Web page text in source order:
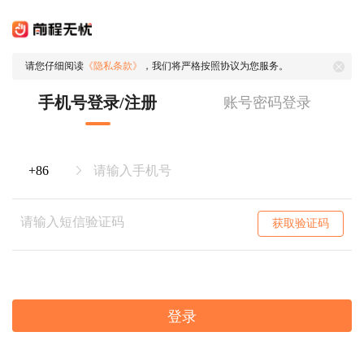
请您仔细阅读 《隐私条款》 ，我们将严格按照协议为您服务。
手机号登录/注册 账号密码登录
获取验证码
登录